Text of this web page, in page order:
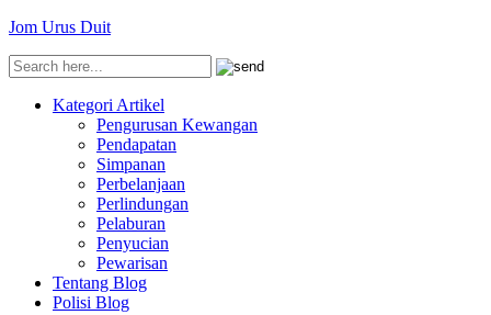
Jom Urus Duit
Kategori Artikel
Pengurusan Kewangan
Pendapatan
Simpanan
Perbelanjaan
Perlindungan
Pelaburan
Penyucian
Pewarisan
Tentang Blog
Polisi Blog